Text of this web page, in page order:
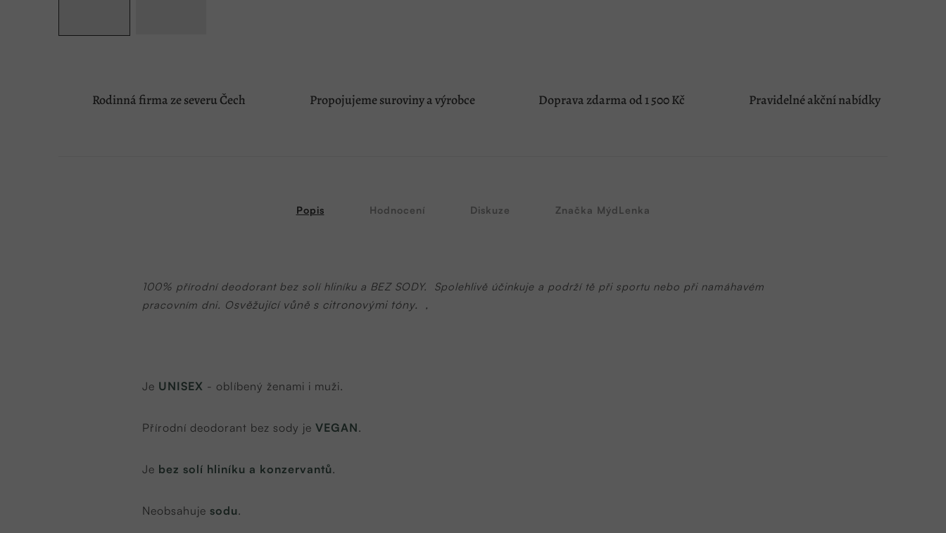
Rodinná firma ze severu Čech Propojujeme suroviny a výrobce Doprava zdarma od 1 500 Kč Pravidelné akční nabídky
Popis Hodnocení Diskuze Značka MýdLenka
100% přírodní deodorant bez solí hliníku a BEZ SODY. Spolehlivě účinkuje a podrží tě při sportu nebo při namáhavém
pracovním dni. Osvěžující vůně s citronovými tóny. ,
Je UNISEX - oblíbený ženami i muži.
Přírodní deodorant bez sody je VEGAN.
Je bez solí hliníku a konzervantů.
Neobsahuje sodu.